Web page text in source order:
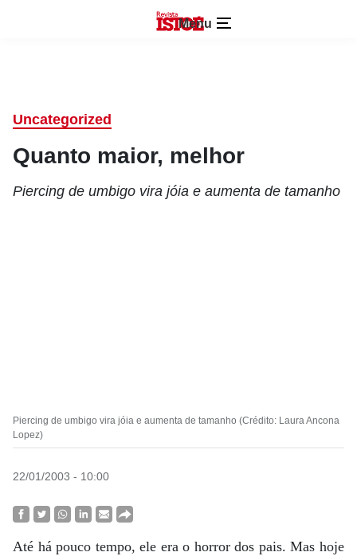
Menu
Uncategorized
Quanto maior, melhor
Piercing de umbigo vira jóia e aumenta de tamanho
Piercing de umbigo vira jóia e aumenta de tamanho (Crédito: Laura Ancona
Lopez)
22/01/2003 - 10:00
Até há pouco tempo, ele era o horror dos pais. Mas hoje